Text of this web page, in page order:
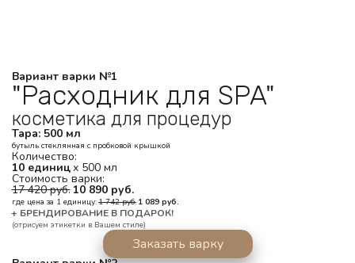
Вариант варки №1
"Расходник для SPA"
косметика для процедур
Тара: 500 мл
бутыль стеклянная с пробковой крышкой
Количество:
10 единиц х 500 мл
Стоимость варки:
17 420 руб. 10 890 руб.
где цена за 1 единицу: 1 742 руб. 1 089 руб.
+ БРЕНДИРОВАНИЕ В ПОДАРОК!
(отрисуем этикетки в Вашем стиле)
Заказать варку